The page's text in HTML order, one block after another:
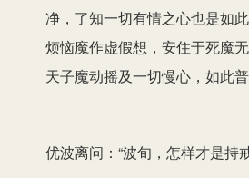
净，了知一切有情之心也是如
烦恼魔作虚假想，安住于死魔
天子魔动摇及一切慢心，如此
优波离问：“波旬，怎样才是持